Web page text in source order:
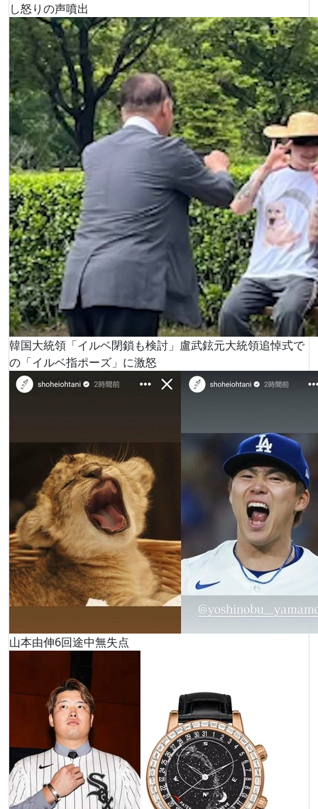
し怒りの声噴出
韓国大統領「イルベ閉鎖も検討」盧武鉉元大統領追悼式で
の「イルベ指ポーズ」に激怒
山本由伸6回途中無失点